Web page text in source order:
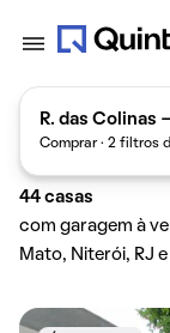
R. das
Comprar · 2 filtros
44 casas
com garagem à
Mato, Niterói, RJ